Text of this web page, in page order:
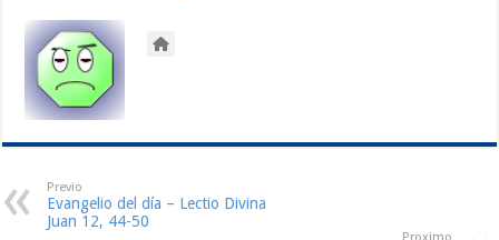
Previo
Evangelio del día – Lectio Divina
Juan 12, 44-50